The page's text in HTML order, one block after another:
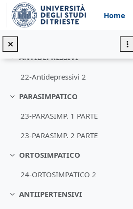
Vai al contenuto principale
Home
Minimizza
ALZHEIMER
Minimizza
ANTIDEPRESSIVI
22-Antidepressivi 2
Minimizza
PARASIMPATICO
23-PARASIMP. 1 PARTE
23-PARASIMP. 2 PARTE
Minimizza
ORTOSIMPATICO
24-ORTOSIMPATICO 2
Minimizza
ANTIIPERTENSIVI